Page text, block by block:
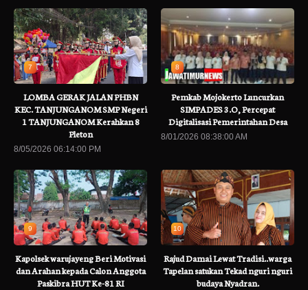
7
LOMBA GERAK JALAN PHBN
KEC. TANJUNGANOM SMP Negeri
1 TANJUNGANOM Kerahkan 8
Pleton
8/05/2026 06:14:00 PM
8
Pemkab Mojokerto Luncurkan
SIMPADES 3.O, Percepat
Digitalisasi Pemerintahan Desa
8/01/2026 08:38:00 AM
9
Kapolsek warujayeng Beri Motivasi
dan Arahan kepada Calon Anggota
Paskibra HUT Ke-81 RI
10
Rajud Damai Lewat Tradisi..warga
Tapelan satukan Tekad nguri nguri
budaya Nyadran.